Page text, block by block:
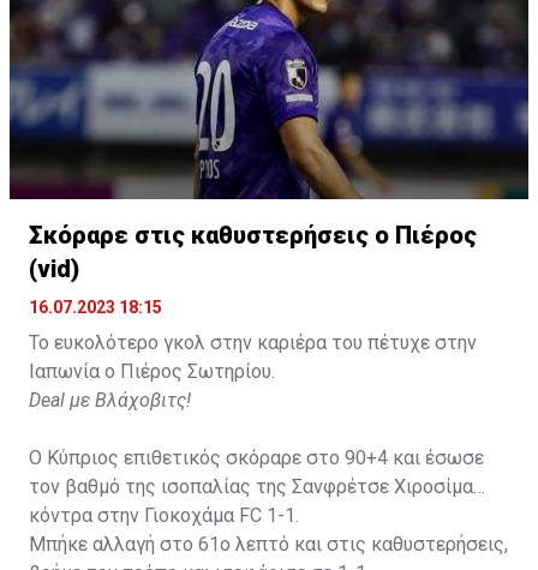
Σκόραρε στις καθυστερήσεις ο Πιέρος
(vid)
16.07.2023 18:15
Το ευκολότερο γκολ στην καριέρα του πέτυχε στην
Ιαπωνία ο Πιέρος Σωτηρίου.
Deal με Βλάχοβιτς!
Ο Κύπριος επιθετικός σκόραρε στο 90+4 και έσωσε
τον βαθμό της ισοπαλίας της Σανφρέτσε Χιροσίμα
κόντρα στην Γιοκοχάμα FC 1-1.
Μπήκε αλλαγή στο 61ο λεπτό και στις καθυστερήσεις,